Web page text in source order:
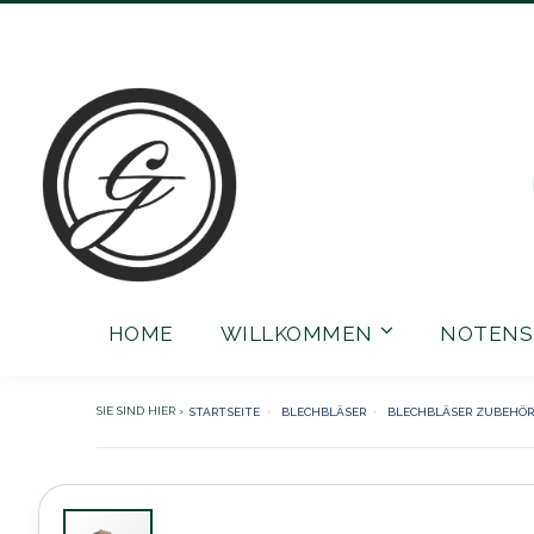
HOME WILLKOMMEN
STARTSEITE BLECHBLÄSER BLECHBLÄSER ZUBEHÖR